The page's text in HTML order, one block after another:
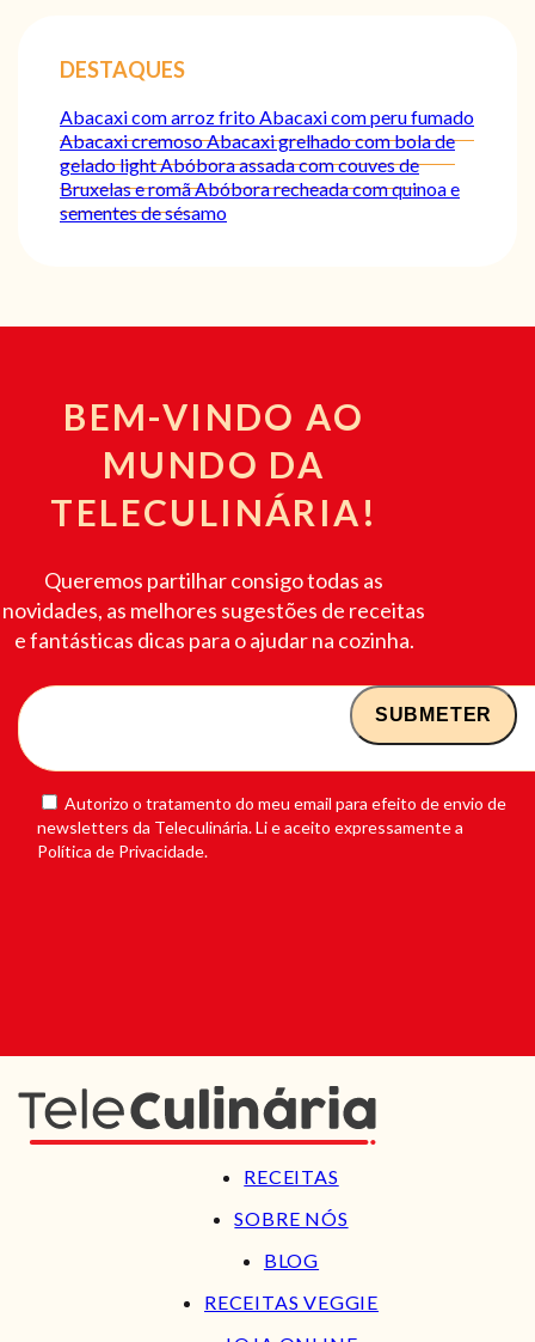
DESTAQUES
Abacaxi com arroz frito Abacaxi com peru fumado
Abacaxi cremosoAbacaxi grelhado com bola de
gelado lightAbóbora assada com couves de
Bruxelas e romãAbóbora recheada com quinoa e
sementes de sésamo
BEM-VINDO AO
MUNDO DA
TELECULINÁRIA!
Queremos partilhar consigo todas as
novidades, as melhores sugestões de receitas
e fantásticas dicas para o ajudar na cozinha.
Autorizo o tratamento do meu email para efeito de envio de
newsletters da Teleculinária. Li e aceito expressamente a
Política de Privacidade.
RECEITAS
SOBRE NÓS
BLOG
RECEITAS VEGGIE